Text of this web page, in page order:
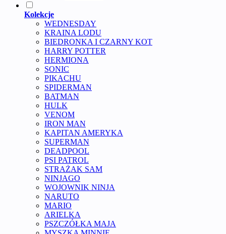
Kolekcje
WEDNESDAY
KRAINA LODU
BIEDRONKA I CZARNY KOT
HARRY POTTER
HERMIONA
SONIC
PIKACHU
SPIDERMAN
BATMAN
HULK
VENOM
IRON MAN
KAPITAN AMERYKA
SUPERMAN
DEADPOOL
PSI PATROL
STRAŻAK SAM
NINJAGO
WOJOWNIK NINJA
NARUTO
MARIO
ARIELKA
PSZCZÓŁKA MAJA